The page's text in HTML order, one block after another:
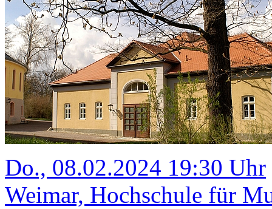
Do., 08.02.2024 19:30 Uhr
Weimar, Hochschule für